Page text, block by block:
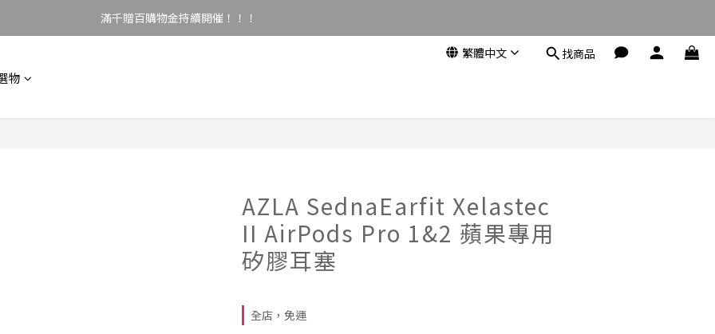
滿千贈百購物金持續開催！！！
繁體中文 找商品
物
AZLA SednaEarfit Xelastec
II AirPods Pro 1&2 蘋果專用
矽膠耳塞
全店，免運